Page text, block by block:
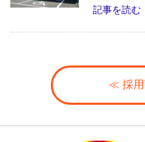
記事を読む
≪ 採用